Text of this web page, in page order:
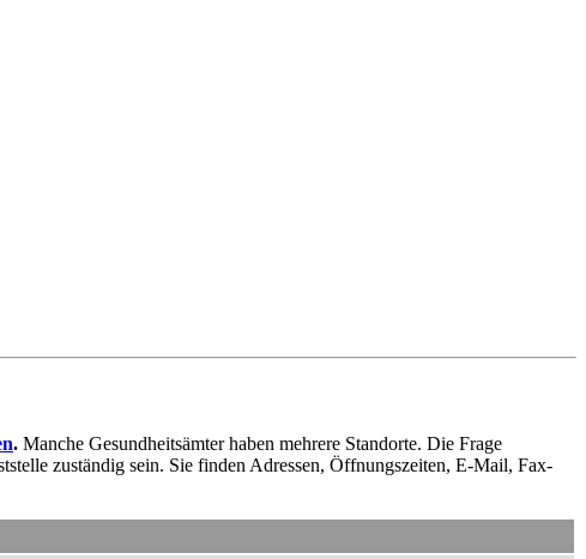
. Manche Gesundheitsämter haben mehrere Standorte. Die Frage
zuständig sein. Sie finden Adressen, Öffnungszeiten, E-Mail, Fax-